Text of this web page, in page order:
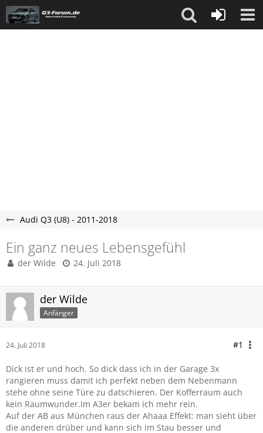
Audi Q3 (U8) - 2011-2018
Ein ganz neues Lebensgefühl
der Wilde 24. Juli 2018
der Wilde
Anfänger
24. Juli 2018 #1
Dick ist er und hoch. So dick dass ich in der Garage 3x
rangieren muss damit ich perfekt neben dem Nebenmann
stehe ohne seine Türe zu datschieren. Der Kofferraum auch
kein Raumwunder.Im A3er bekam ich mehr rein.
Auf der AB aus München raus der Ahaaa Effekt: man sieht über
die anderen drüber und kann sich im Stau besser und